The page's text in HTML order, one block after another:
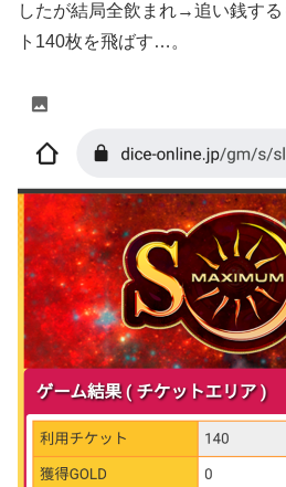
したが結局全飲まれ→追い銭す
ト140枚を飛ばす…。